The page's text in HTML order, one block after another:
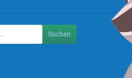
Suchen